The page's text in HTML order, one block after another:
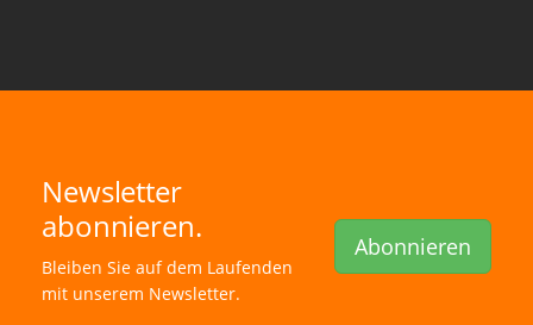
Newsletter
abonnieren.
Bleiben Sie auf dem Laufenden
mit unserem Newsletter.
Abonnieren